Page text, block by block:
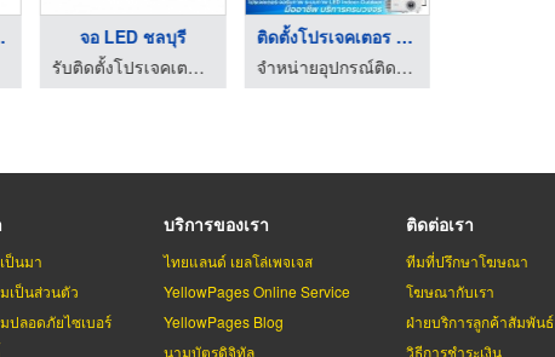
ะ ...
จอ LED ชลบุรี
รับติดตั้งโปรเจคเตอร์ - ชิชาโปรซอฟท์
ติดตั้งโปรเจคเตอร Vi ...
จำหน่ายอุปกรณ์ติดตั้งโปรเจคเตอร์ ทุกระบบ
ป็นมา
เป็นส่วนตัว
ปลอดภัยไซเบอร์
บริการของเรา
ไทยแลนด์ เยลโล่เพจเจส
YellowPages Online Service
YellowPages Blog
นามบัตรดิจิทัล
ติดต่อเรา
ทีมที่ปรึกษาโฆษณา
โฆษณากับเรา
ฝ่ายบริการลูกค้าสัมพันธ์
วิธีการชำระเงิน